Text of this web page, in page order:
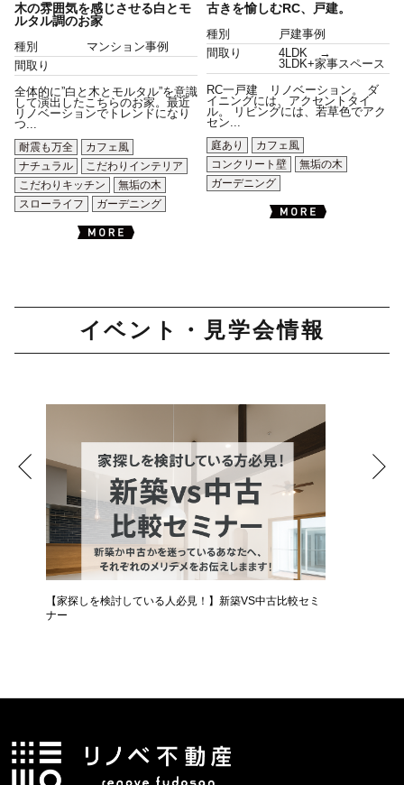
木の雰囲気を感じさせる白とモ
ルタル調のお家
種別
マンション事例
間取り
全体的に”白と木とモルタル”を意識
して演出したこちらのお家。最近
リノベーションでトレンドになり
つ...
耐震も万全
カフェ風
ナチュラル
こだわりインテリア
こだわりキッチン
無垢の木
スローライフ
ガーデニング
古きを愉しむRC、戸建。
種別
戸建事例
間取り
4LDK →
3LDK+家事スペース
RC一戸建 リノベーション。 ダ
イニングには、アクセントタイ
ル。 リビングには、若草色でアク
セン...
庭あり
カフェ風
コンクリート壁
無垢の木
ガーデニング
イベント・見学会情報
【家探しを検討している人必見！】新築VS中古比較セミ
ナー